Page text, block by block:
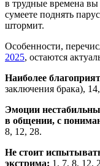
в трудные времена вы
сумеете поднять
штормит.
Особенности,
2025, остаются
Наиболее
заключения брака),
Эмоции
в общении, с
8, 12, 28.
Не стоит
экстрима: 1, 7, 8, 12,